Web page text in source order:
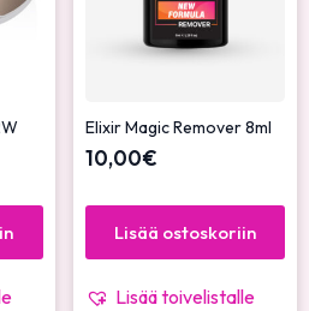
Elixir Magic Remover 8ml
10,00€
Lisää ostoskoriin
Lisää toivelistalle